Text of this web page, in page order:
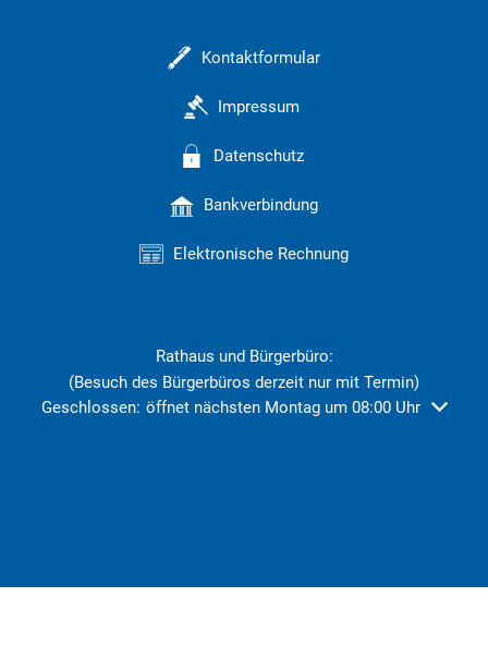
Kontaktformular
Impressum
Datenschutz
Bankverbindung
Elektronische Rechnung
Rathaus und Bürgerbüro:
(Besuch des Bürgerbüros derzeit nur mit Termin)
Klicken, um weitere Öffnungs- oder Schließzeiten
Geschlossen: öffnet nächsten Montag um 08:00 Uhr